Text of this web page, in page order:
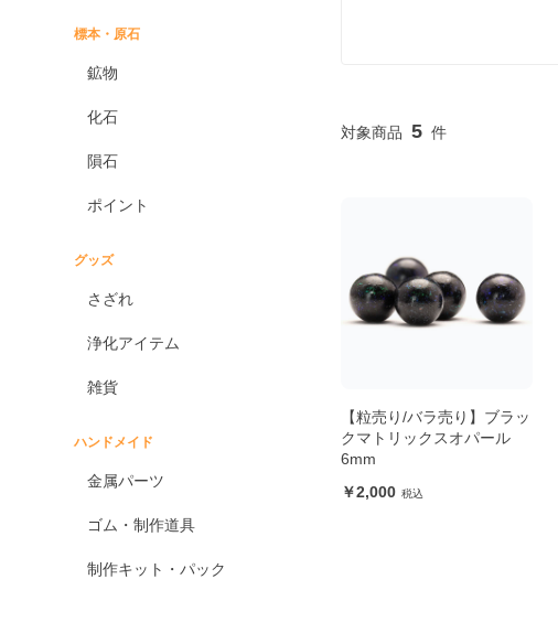
標本・原石
鉱物
化石
隕石
ポイント
グッズ
さざれ
浄化アイテム
雑貨
ハンドメイド
金属パーツ
ゴム・制作道具
制作キット・パック
5
【粒売り/バラ売り】ブラッ
クマトリックスオパール
6mm
2,000